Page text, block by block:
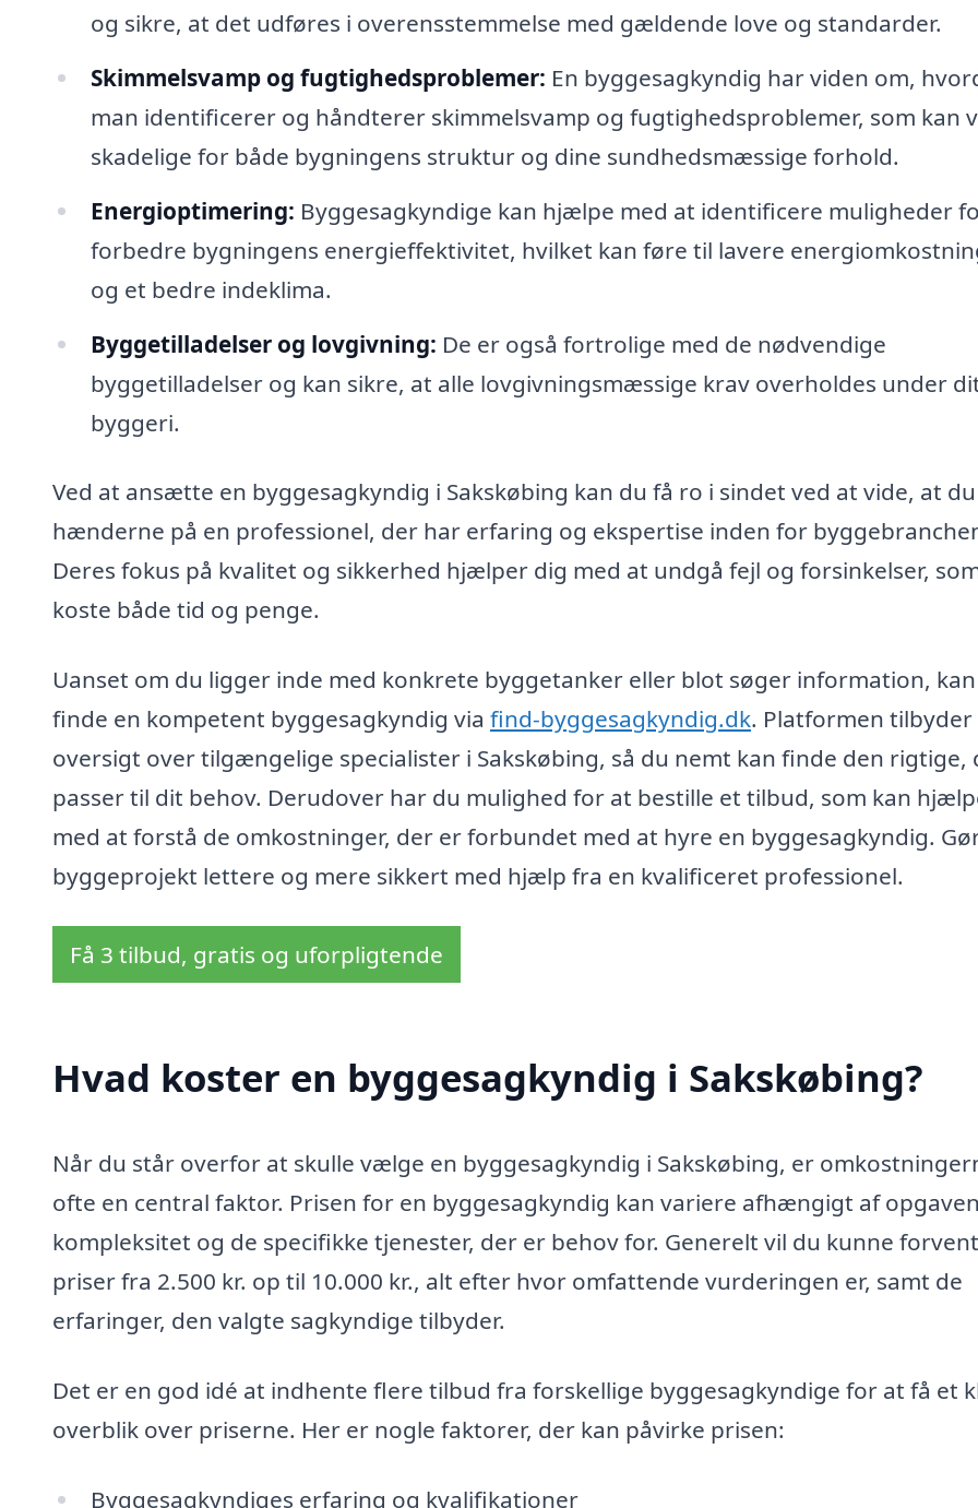
og sikre, at det udføres i overensstemmelse med gældende love og standarder.
Skimmelsvamp og fugtighedsproblemer: En byggesagkyndig har viden om,
man identificerer og håndterer skimmelsvamp og fugtighedsproblemer, som kan
skadelige for både bygningens struktur og dine sundhedsmæssige forhold.
Energioptimering: Byggesagkyndige kan hjælpe med at identificere muligheder
forbedre bygningens energieffektivitet, hvilket kan føre til lavere
og et bedre indeklima.
Byggetilladelser og lovgivning: De er også fortrolige med de nødvendige
byggetilladelser og kan sikre, at alle lovgivningsmæssige krav overholdes under
byggeri.
Ved at ansætte en byggesagkyndig i Sakskøbing kan du få ro i sindet ved at vide, at
hænderne på en professionel, der har erfaring og ekspertise inden for
Deres fokus på kvalitet og sikkerhed hjælper dig med at undgå fejl og forsinkelser,
koste både tid og penge.
Uanset om du ligger inde med konkrete byggetanker eller blot søger information,
finde en kompetent byggesagkyndig via find-byggesagkyndig.dk. Platformen tilbyder
oversigt over tilgængelige specialister i Sakskøbing, så du nemt kan finde den rigtige,
passer til dit behov. Derudover har du mulighed for at bestille et tilbud, som kan
med at forstå de omkostninger, der er forbundet med at hyre en byggesagkyndig.
byggeprojekt lettere og mere sikkert med hjælp fra en kvalificeret professionel.
Få 3 tilbud, gratis og uforpligtende
Hvad koster en byggesagkyndig i Sakskøbing?
Når du står overfor at skulle vælge en byggesagkyndig i Sakskøbing, er
ofte en central faktor. Prisen for en byggesagkyndig kan variere afhængigt af
kompleksitet og de specifikke tjenester, der er behov for. Generelt vil du kunne
priser fra 2.500 kr. op til 10.000 kr., alt efter hvor omfattende vurderingen er, samt de
erfaringer, den valgte sagkyndige tilbyder.
Det er en god idé at indhente flere tilbud fra forskellige byggesagkyndige for at få et
overblik over priserne. Her er nogle faktorer, der kan påvirke prisen:
Byggesagkyndiges erfaring og kvalifikationer